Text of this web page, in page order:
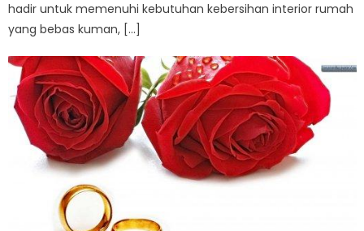
hadir untuk memenuhi kebutuhan kebersihan interior rumah
yang bebas kuman, […]